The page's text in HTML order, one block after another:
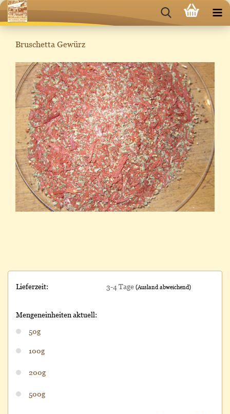
Bruschetta Gewürz
Lieferzeit: 3-4 Tage (Ausland abweichend)
Mengeneinheiten aktuell:
50g
100g
200g
500g